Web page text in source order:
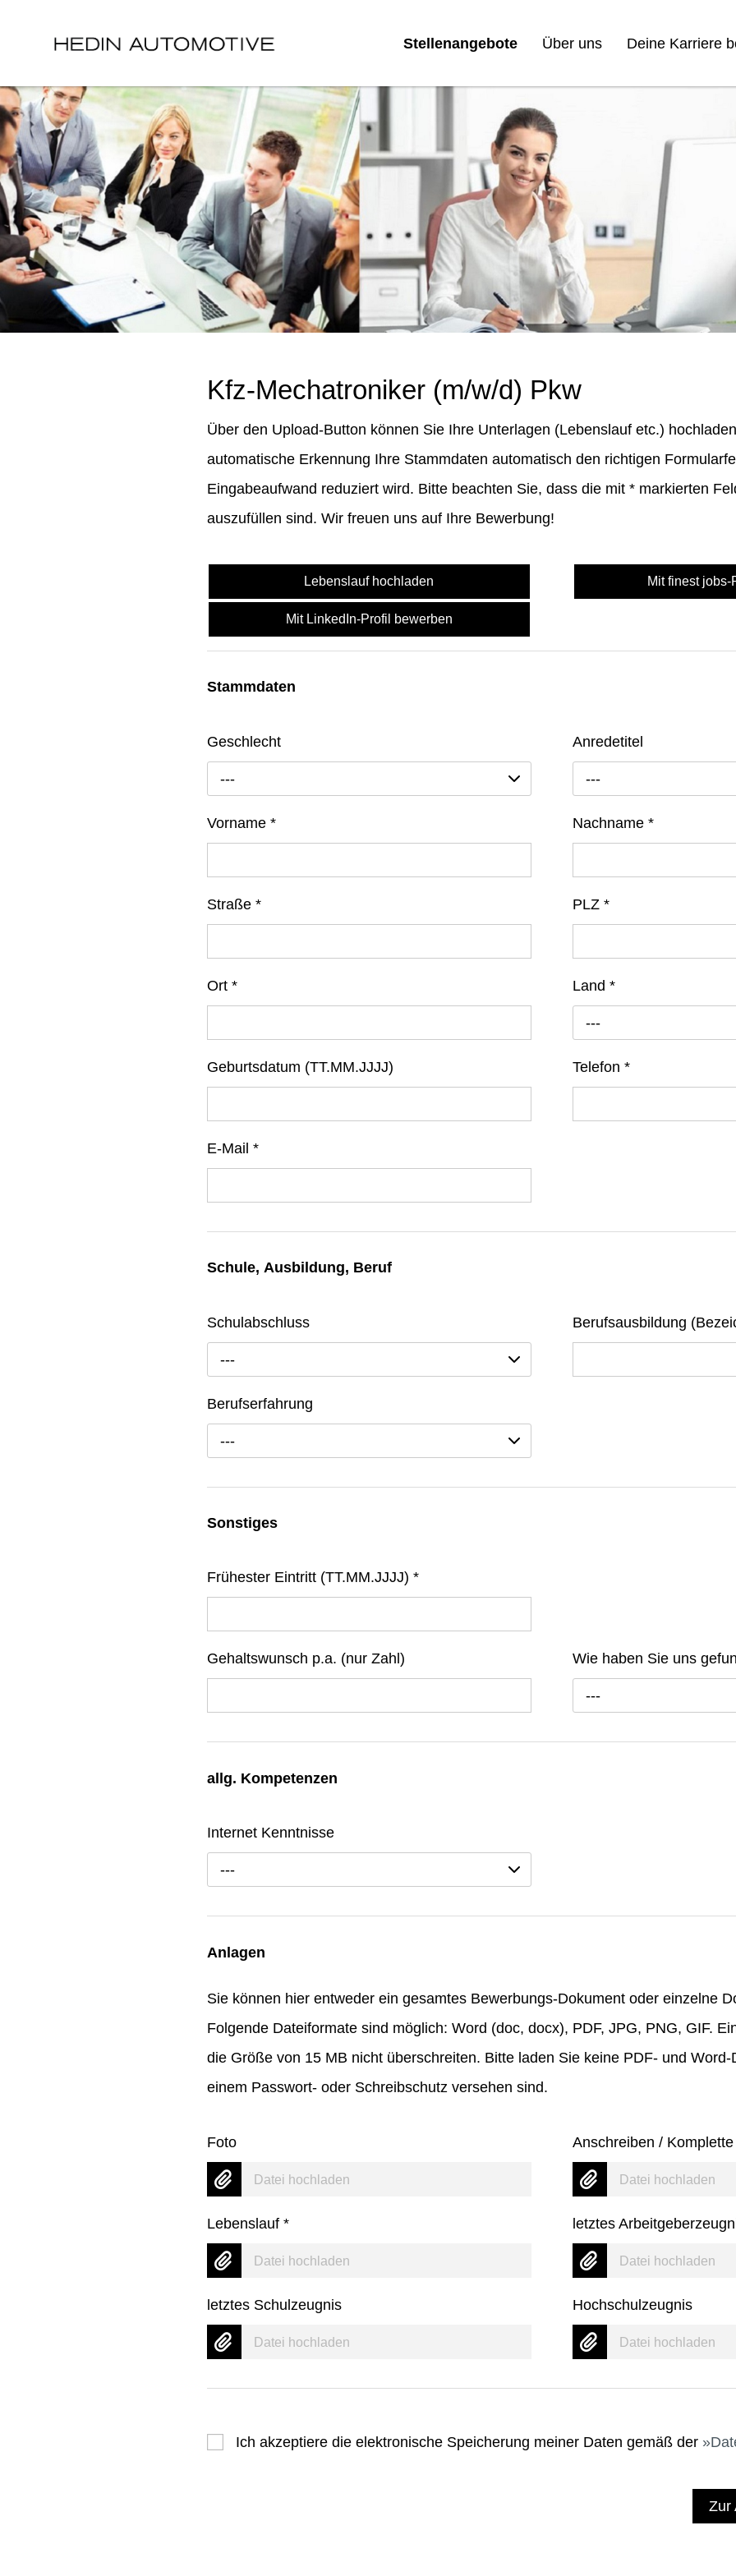
Stellenangebote Über uns Deine Karriere
Kfz-Mechatroniker (m/w/d) Pkw
Über den Upload-Button können Sie Ihre Unterlagen (Lebenslauf etc.)
automatische Erkennung Ihre Stammdaten automatisch den richtigen
Eingabeaufwand reduziert wird. Bitte beachten Sie, dass die mit * markierten
auszufüllen sind. Wir freuen uns auf Ihre Bewerbung!
Lebenslauf hochladen Mit finest
Mit LinkedIn-Profil bewerben
Stammdaten
Geschlecht
---
Anredetitel
---
Vorname * Nachname*
Straße * PLZ*
Ort * Land*
---
Geburtsdatum (TT.MM.JJJJ) Telefon*
E-Mail *
Schule, Ausbildung, Beruf
Schulabschluss
---
Berufsausbildung
Berufserfahrung
---
Sonstiges
Frühester Eintritt (TT.MM.JJJJ) *
Gehaltswunsch p.a. (nur Zahl) Wie haben Sie uns
---
allg. Kompetenzen
Internet Kenntnisse
---
Anlagen
Sie können hier entweder ein gesamtes Bewerbungs-Dokument oder einzelne
Folgende Dateiformate sind möglich: Word (doc, docx), PDF, JPG, PNG, GIF.
die Größe von 15 MB nicht überschreiten. Bitte laden Sie keine PDF- und
einem Passwort- oder Schreibschutz versehen sind.
Foto
Datei hochladen
Anschreiben /
Datei hochladen
Lebenslauf *
Datei hochladen
letztes
Datei hochladen
letztes Schulzeugnis
Datei hochladen
Hochschulzeugnis
Datei hochladen
Ich akzeptiere die elektronische Speicherung meiner Daten gemäß der
Zur